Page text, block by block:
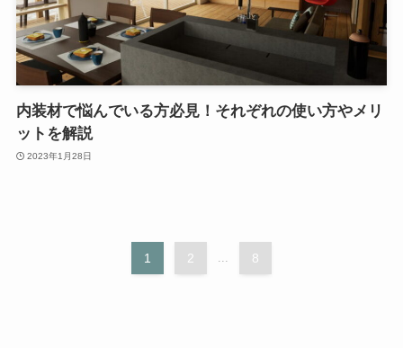
内装材で悩んでいる方必見！それぞれの使い方やメリ
ットを解説
2023年1月28日
1 2 ... 8